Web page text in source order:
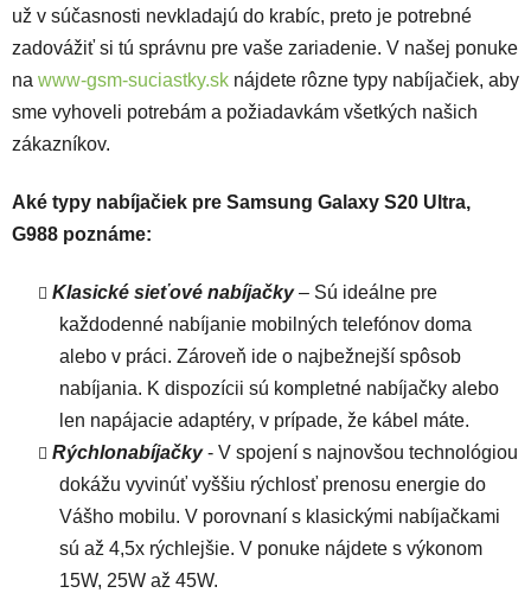
už v súčasnosti nevkladajú do krabíc, preto je potrebné
zadovážiť si tú správnu pre vaše zariadenie. V našej ponuke
na www-gsm-suciastky.sk nájdete rôzne typy nabíjačiek, aby
sme vyhoveli potrebám a požiadavkám všetkých našich
zákazníkov.
Aké typy nabíjačiek pre Samsung Galaxy S20 Ultra,
G988 poznáme:
Klasické sieťové nabíjačky– Sú ideálne pre
každodenné nabíjanie mobilných telefónov doma
alebo v práci. Zároveň ide o najbežnejší spôsob
nabíjania. K dispozícii sú kompletné nabíjačky alebo
len napájacie adaptéry, v prípade, že kábel máte.
Rýchlonabíjačky- V spojení s najnovšou technológiou
dokážu vyvinúť vyššiu rýchlosť prenosu energie do
Vášho mobilu. V porovnaní s klasickými nabíjačkami
sú až 4,5x rýchlejšie. V ponuke nájdete s výkonom
15W, 25W až 45W.